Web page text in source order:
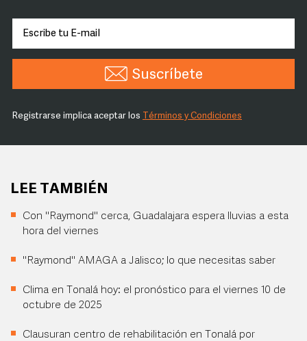
Suscríbete
Registrarse implica aceptar los Términos y Condiciones
LEE TAMBIÉN
Con "Raymond" cerca, Guadalajara espera lluvias a esta
hora del viernes
"Raymond" AMAGA a Jalisco; lo que necesitas saber
Clima en Tonalá hoy: el pronóstico para el viernes 10 de
octubre de 2025
Clausuran centro de rehabilitación en Tonalá por